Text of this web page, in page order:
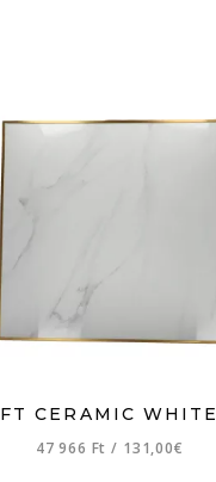
FT CERAMIC WHITE
47 966 Ft/ 131,00€